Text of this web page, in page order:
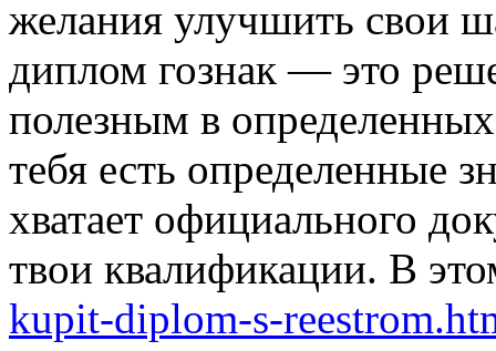
желания улучшить свои
диплом гознак — это
полезным в
тебя есть определенные
хватает официального
твои квалификации. В
kupit-diplom-s-